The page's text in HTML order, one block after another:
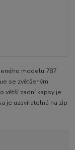
modelu 787.
se zvětšeným
větší zadní kapsy je
je uzavíratelná na zip